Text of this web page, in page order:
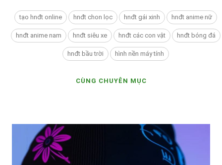
tạo hnđt online hnđt chon lọc hnđt gái xinh hnđt anime nữ
hnđt anime nam hnđt siêu xe hnđt các con vật hnđt bóng đá
hnđt bầu trời hình nền máy tính
CÙNG CHUYÊN MỤC